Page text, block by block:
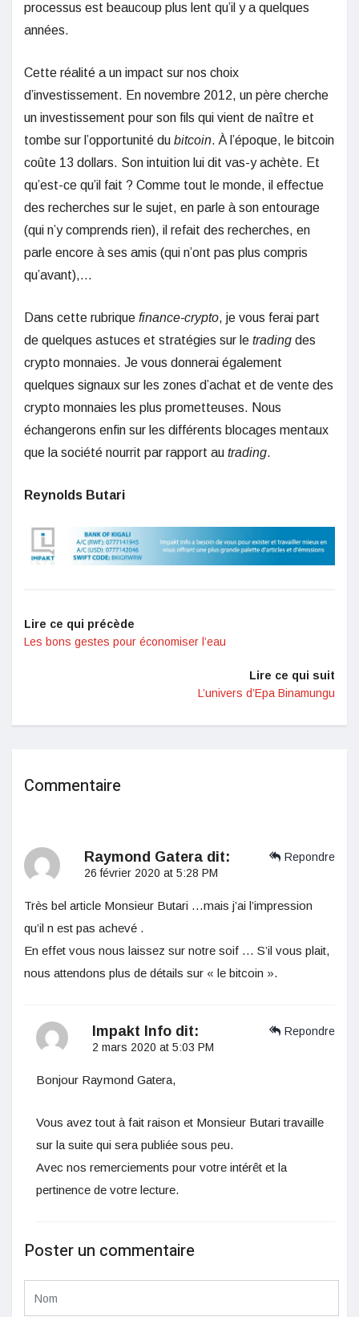
processus est beaucoup plus lent qu’il y a quelques
années.
Cette réalité a un impact sur nos choix
d’investissement. En novembre 2012, un père cherche
un investissement pour son fils qui vient de naître et
tombe sur l’opportunité du bitcoin. À l’époque, le bitcoin
coûte 13 dollars. Son intuition lui dit vas-y achète. Et
qu’est-ce qu’il fait ? Comme tout le monde, il effectue
des recherches sur le sujet, en parle à son entourage
(qui n’y comprends rien), il refait des recherches, en
parle encore à ses amis (qui n’ont pas plus compris
qu’avant),…
Dans cette rubrique finance-crypto, je vous ferai part
de quelques astuces et stratégies sur le trading des
crypto monnaies. Je vous donnerai également
quelques signaux sur les zones d’achat et de vente des
crypto monnaies les plus prometteuses. Nous
échangerons enfin sur les différents blocages mentaux
que la société nourrit par rapport au trading.
Reynolds Butari
Lire ce qui précède
Les bons gestes pour économiser l’eau
Lire ce qui suit
L’univers d’Epa Binamungu
Commentaire
Repondre
Raymond Gatera dit:
26 février 2020 at 5:28 PM
Très bel article Monsieur Butari …mais j’ai l’impression
qu’il n est pas achevé .
En effet vous nous laissez sur notre soif … S’il vous plait,
nous attendons plus de détails sur « le bitcoin ».
Repondre
Impakt Info dit:
2 mars 2020 at 5:03 PM
Bonjour Raymond Gatera,
Vous avez tout à fait raison et Monsieur Butari travaille
sur la suite qui sera publiée sous peu.
Avec nos remerciements pour votre intérêt et la
pertinence de votre lecture.
Poster un commentaire